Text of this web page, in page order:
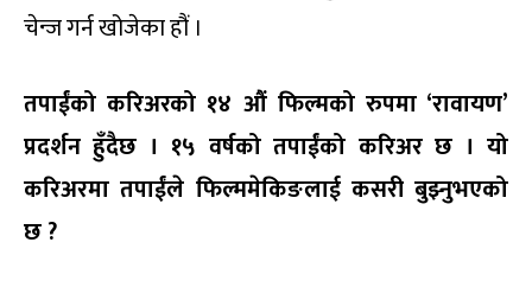
चेन्ज गर्न खोजेका हौं ।
तपाईंको करिअरको १४ औं फिल्मको रुपमा ‘रावायण’
प्रदर्शन हुँदैछ । १५ वर्षको तपाईंको करिअर छ । यो
करिअरमा तपाईंले फिल्ममेकिङलाई कसरी बुझ्नुभएको
छ ?